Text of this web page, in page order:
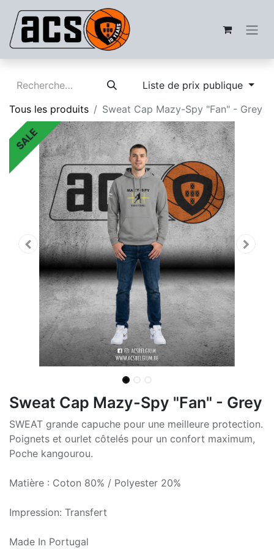
Liste de prix publique
Tous les produits
Sweat Cap Mazy-Spy "Fan" - Grey
SALE
Sweat Cap Mazy-Spy "Fan" - Grey
SWEAT grande capuche pour une meilleure protection.
Poignets et ourlet côtelés pour un confort maximum,
Poche kangourou.
Matière : Coton 80% / Polyester 20%
Impression: Transfert
Made In Portugal